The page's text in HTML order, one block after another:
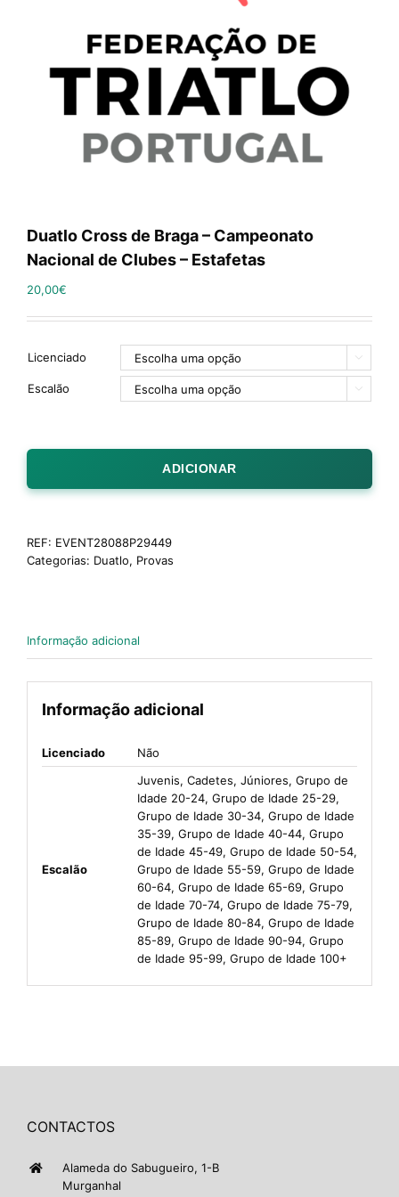
Duatlo Cross de Braga – Campeonato
Nacional de Clubes – Estafetas
20,00€
Licenciado 
Escalão 
ADICIONAR
REF: EVENT28088P29449
Categorias: Duatlo, Provas
Informação adicional
Informação adicional
Licenciado Não
Escalão
Juvenis, Cadetes, Júniores, Grupo de
Idade 20-24, Grupo de Idade 25-29,
Grupo de Idade 30-34, Grupo de Idade
35-39, Grupo de Idade 40-44, Grupo
de Idade 45-49, Grupo de Idade 50-54,
Grupo de Idade 55-59, Grupo de Idade
60-64, Grupo de Idade 65-69, Grupo
de Idade 70-74, Grupo de Idade 75-79,
Grupo de Idade 80-84, Grupo de Idade
85-89, Grupo de Idade 90-94, Grupo
de Idade 95-99, Grupo de Idade 100+
CONTACTOS
Alameda do Sabugueiro, 1-B
Murganhal